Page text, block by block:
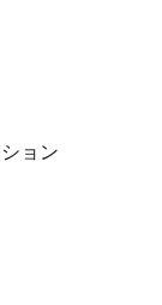
ョン